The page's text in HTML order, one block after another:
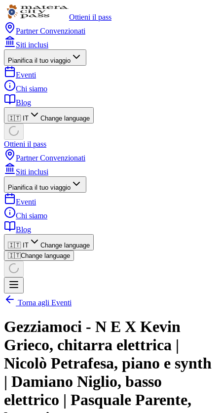
Ottieni il pass
Partner Convenzionati
Siti inclusi
Pianifica il tuo viaggio
Eventi
Chi siamo
Blog
🇮🇹 IT Change language
Ottieni il pass
Partner Convenzionati
Siti inclusi
Pianifica il tuo viaggio
Eventi
Chi siamo
Blog
🇮🇹 IT
Change language
🇮🇹Change language
Torna agli Eventi
Gezziamoci - N E X Kevin
Grieco, chitarra elettrica |
Nicolò Petrafesa, piano e synth
| Damiano Niglio, basso
elettrico | Pasquale Parente,